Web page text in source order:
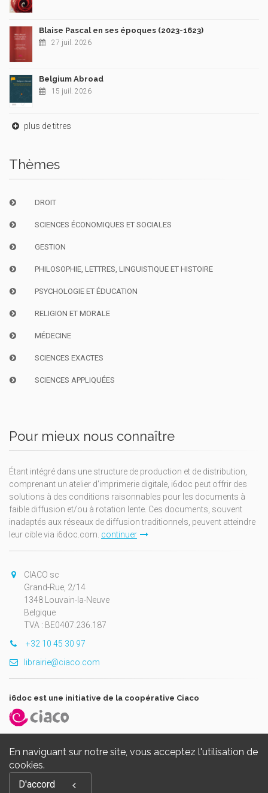
En naviguant sur notre site, vous acceptez l'utilisation de
cookies.
D'accord
Blaise Pascal en ses époques (2023-1623)
27 juil. 2026
Belgium Abroad
15 juil. 2026
plus de titres
Thèmes
DROIT
SCIENCES ÉCONOMIQUES ET SOCIALES
GESTION
PHILOSOPHIE, LETTRES, LINGUISTIQUE ET HISTOIRE
PSYCHOLOGIE ET ÉDUCATION
RELIGION ET MORALE
MÉDECINE
SCIENCES EXACTES
SCIENCES APPLIQUÉES
Pour mieux nous connaître
Étant intégré dans une structure de production et de distribution,
comprenant un atelier d'imprimerie digitale, i6doc peut offrir des
solutions à des conditions raisonnables pour les documents à
faible diffusion et/ou à rotation lente. Ces documents, souvent
inadaptés aux réseaux de diffusion traditionnels, peuvent atteindre
leur cible via i6doc.com. continuer
CIACO sc
Grand-Rue, 2/14
1348 Louvain-la-Neuve
Belgique
TVA : BE0407.236.187
+32 10 45 30 97
librairie@ciaco.com
i6doc est une initiative de la coopérative Ciaco